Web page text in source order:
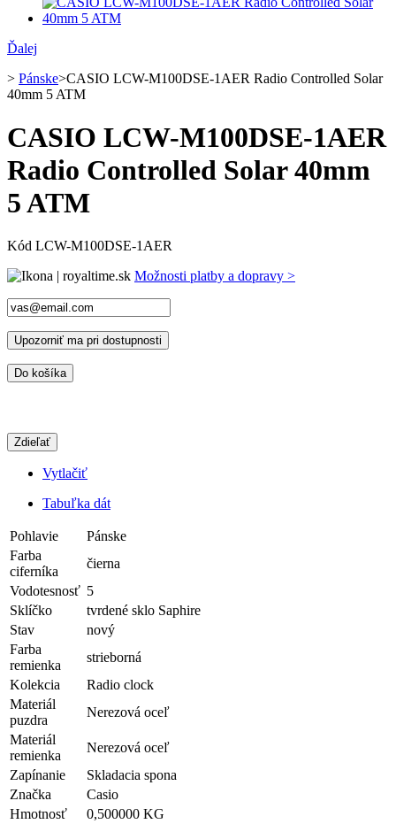
Ďalej
> Pánske>CASIO LCW-M100DSE-1AER Radio Controlled Solar
40mm 5 ATM
CASIO LCW-M100DSE-1AER
Radio Controlled Solar 40mm
5 ATM
Kód LCW-M100DSE-1AER
Možnosti platby a dopravy >
Upozorniť ma pri dostupnosti
Do košíka
Zdieľať
Vytlačiť
Tabuľka dát
Pohlavie
Pánske
Farba
ciferníka
čierna
Vodotesnosť 5
Sklíčko
tvrdené sklo Saphire
Stav
nový
Farba
remienka
strieborná
Kolekcia
Radio clock
Materiál
puzdra
Nerezová oceľ
Materiál
remienka
Nerezová oceľ
Zapínanie
Skladacia spona
Značka
Casio
Hmotnosť
0,500000 KG